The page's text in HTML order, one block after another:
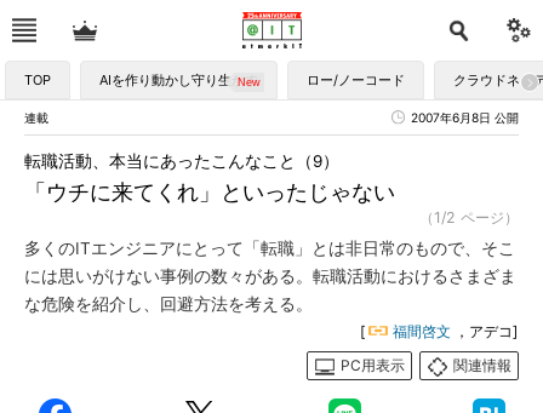
TOP AIを作り動かし守り生かす ロー/ノーコード クラウドネイ
連載 2007年6月8日 公開
「ウチに来てくれ」といったじゃない
転職活動、本当にあったこんなこと（9）
（1/2 ページ）
多くのITエンジニアにとって「転職」とは非日常のもので、そこ
には思いがけない事例の数々がある。転職活動におけるさまざま
な危険を紹介し、回避方法を考える。
[ 福間啓文 ，アデコ]
PC用表示
関連情報